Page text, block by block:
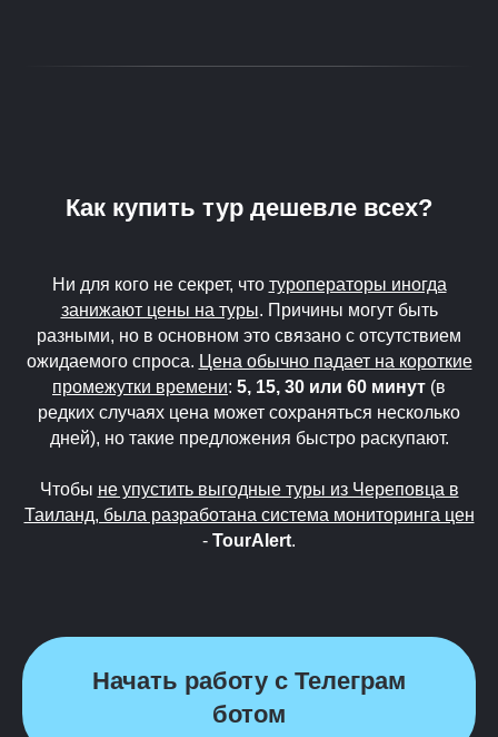
Как купить тур дешевле всех?
Ни для кого не секрет, что туроператоры иногда
занижают цены на туры. Причины могут быть
разными, но в основном это связано с отсутствием
ожидаемого спроса. Цена обычно падает на короткие
промежутки времени: 5, 15, 30 или 60 минут (в
редких случаях цена может сохраняться несколько
дней), но такие предложения быстро раскупают.
Чтобы не упустить выгодные туры из Череповца в
Таиланд, была разработана система мониторинга цен
- TourAlert.
Начать работу с Телеграм
ботом